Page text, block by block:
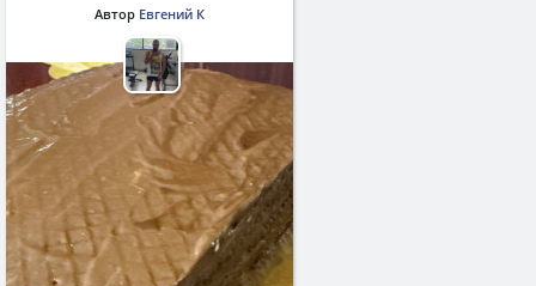
Автор Евгений К